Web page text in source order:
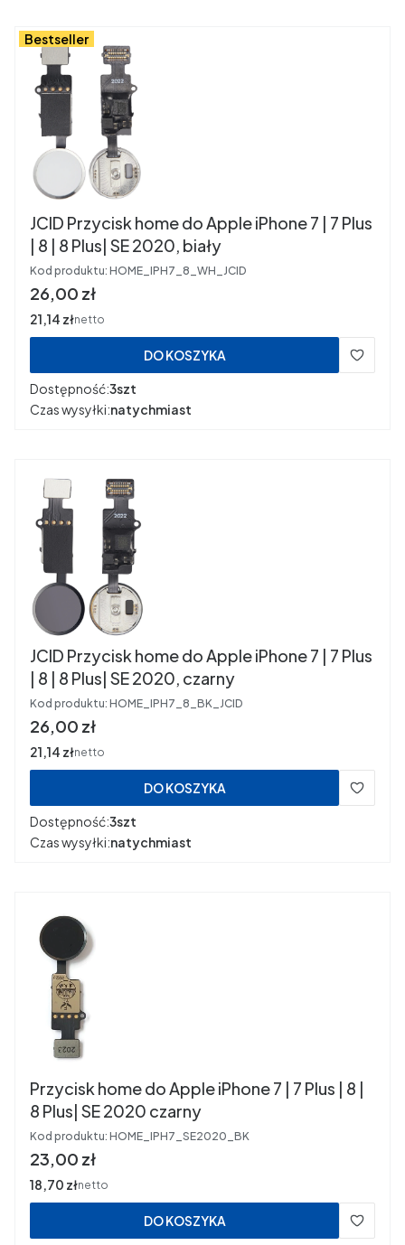
Bestseller
JCID Przycisk home do Apple iPhone 7 | 7 Plus
| 8 | 8 Plus| SE 2020, biały
Kod produktu: HOME_IPH7_8_WH_JCID
Cena
26,00 zł
Cena
21,14 złnetto
DO KOSZYKA
Dostępność:3szt
Czas wysyłki:natychmiast
JCID Przycisk home do Apple iPhone 7 | 7 Plus
| 8 | 8 Plus| SE 2020, czarny
Kod produktu: HOME_IPH7_8_BK_JCID
Cena
26,00 zł
Cena
21,14 złnetto
DO KOSZYKA
Dostępność:3szt
Czas wysyłki:natychmiast
Przycisk home do Apple iPhone 7 | 7 Plus | 8 |
8 Plus| SE 2020 czarny
Kod produktu: HOME_IPH7_SE2020_BK
Cena
23,00 zł
Cena
18,70 złnetto
DO KOSZYKA